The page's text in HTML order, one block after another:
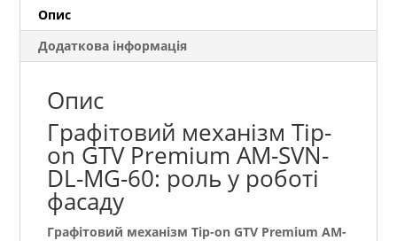
MG-
60
кількість
Опис
Додаткова інформація
Опис
Графітовий механізм Tip-
on GTV Premium AM-SVN-
DL-MG-60: роль у роботі
фасаду
Графітовий механізм Tip-on GTV Premium AM-